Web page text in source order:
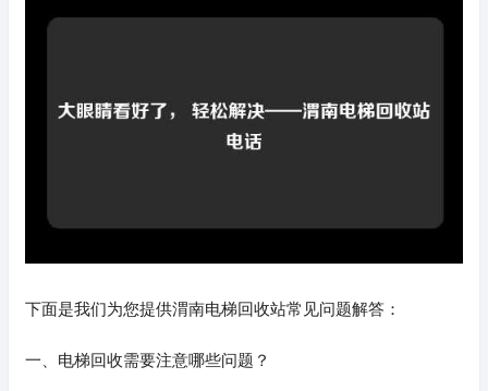
下面是我们为您提供渭南电梯回收站常见问题解答：
一、电梯回收需要注意哪些问题？